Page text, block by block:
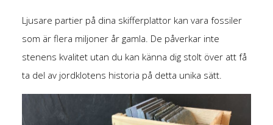
Ljusare partier på dina skifferplattor kan vara fossiler
som är flera miljoner år gamla. De påverkar inte
stenens kvalitet utan du kan känna dig stolt över att få
ta del av jordklotens historia på detta unika sätt.